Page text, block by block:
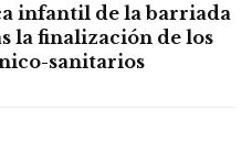
infantil de la barriada
la finalización de los
sanitarios